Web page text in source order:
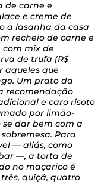
de carne e
e creme de
a lasanha da casa
recheio de carne e
com mix de
de trufa (R$
aqueles que
Um prato da
recomendação
e caro risoto
por limão-
dar bem com a
Para
— aliás, como
—, a torta de
no maçarico é
quiçá, quatro